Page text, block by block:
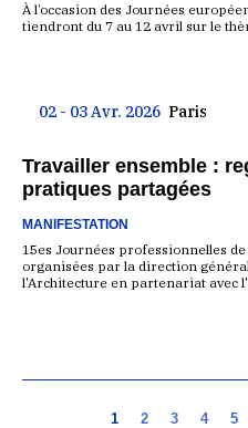
À l’occasion des Journées
tiendront du 7 au 12 avril sur le
02 - 03 Avr. 2026 Paris
Travailler ensemble :
pratiques partagées
MANIFESTATION
15es Journées professionnelles
organisées par la direction
l'Architecture en partenariat avec
1 2 3 4 5